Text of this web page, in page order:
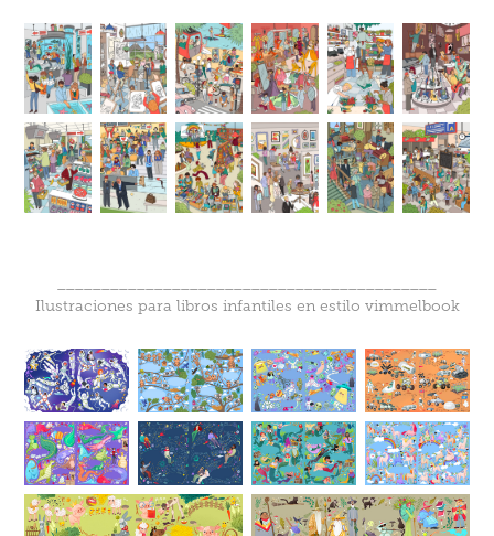
Ilustraciones para libros infantiles en estilo vimmelbook